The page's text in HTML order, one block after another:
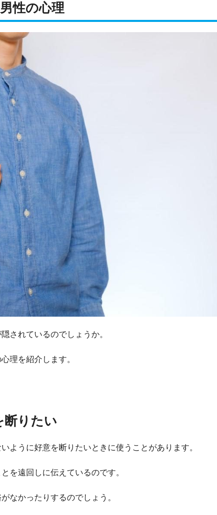
性の心理
されているのでしょうか。
理を紹介します。
断りたい
ように好意を断りたいときに使うことがあります。
を遠回しに伝えているのです。
なかったりするのでしょう。